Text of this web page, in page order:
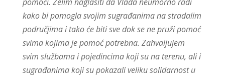
kako bi pomogla svojim sugrađanima na stradalim
područjima i tako će biti sve dok se ne pruži pomoć
svima kojima je pomoć potrebna. Zahvaljujem
svim službama i pojedincima koji su na terenu, ali i
sugrađanima koji su pokazali veliku solidarnost u